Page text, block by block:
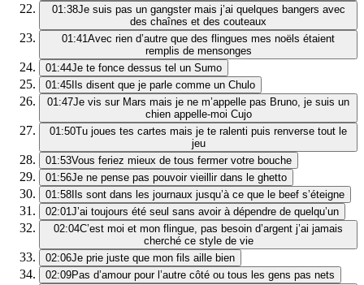
01:38Je suis pas un gangster mais j’ai quelques bangers avec
des chaînes et des couteaux
01:41Avec rien d’autre que des flingues mes noëls étaient
remplis de mensonges
01:44Je te fonce dessus tel un Sumo
01:45 Ils disent que je parle comme un Chulo
01:47Je vis sur Mars mais je ne m’appelle pas Bruno, je suis un
chien appelle-moi Cujo
01:50Tu joues tes cartes mais je te ralenti puis renverse tout le
jeu
01:53Vous feriez mieux de tous fermer votre bouche
01:56Je ne pense pas pouvoir vieillir dans le ghetto
01:58 Ils sont dans les journaux jusqu’à ce que le beef s’éteigne
02:01J’ai toujours été seul sans avoir à dépendre de quelqu’un
02:04C’est moi et mon flingue, pas besoin d’argent j’ai jamais
cherché ce style de vie
02:06Je prie juste que mon fils aille bien
02:09Pas d’amour pour l’autre côté ou tous les gens pas nets